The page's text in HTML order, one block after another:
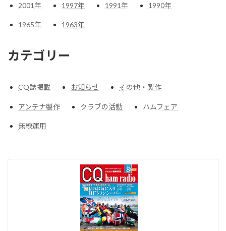
2001年 1997年 1991年 1990年
1965年 1963年
カテゴリー
CQ誌掲載 お知らせ その他・製作
アンテナ製作 クラブの活動 ハムフェア
無線運用